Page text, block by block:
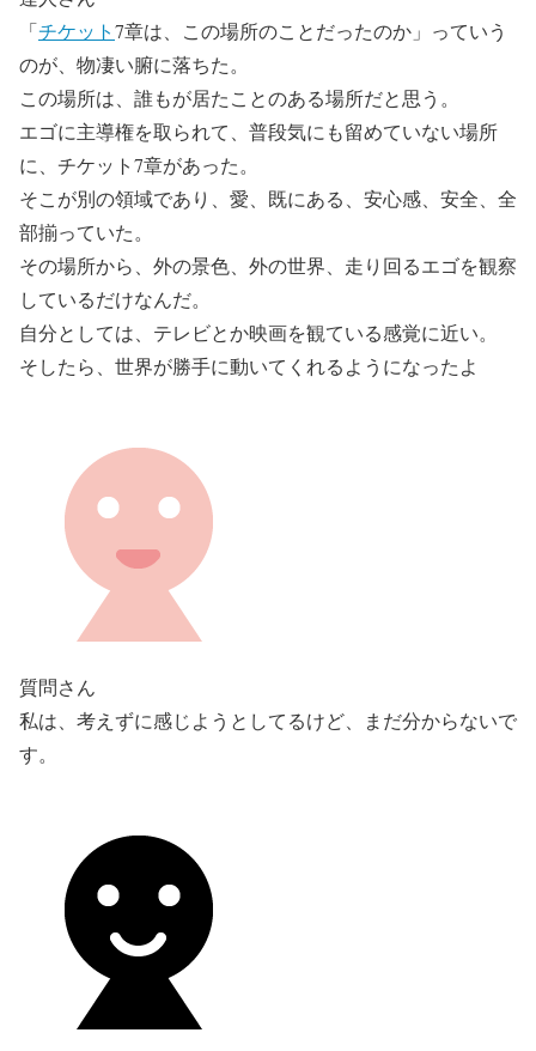
「チケット7章は、この場所のことだったのか」っていう
のが、物凄い腑に落ちた。
この場所は、誰もが居たことのある場所だと思う。
エゴに主導権を取られて、普段気にも留めていない場所
に、チケット7章があった。
そこが別の領域であり、愛、既にある、安心感、安全、全
部揃っていた。
その場所から、外の景色、外の世界、走り回るエゴを観察
しているだけなんだ。
自分としては、テレビとか映画を観ている感覚に近い。
そしたら、世界が勝手に動いてくれるようになったよ
質問さん
私は、考えずに感じようとしてるけど、まだ分からないで
す。